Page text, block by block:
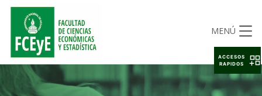
MENÚ
ACCESOS
RAPIDOS